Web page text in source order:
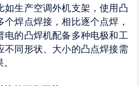
如生产空调外机支架，使用凸
焊点焊接，相比逐个点焊，
电的凸焊机配备多种电极和工
不同形状、大小的凸点焊接需